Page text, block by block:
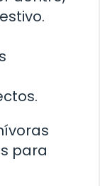
para